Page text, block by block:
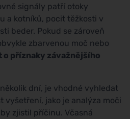
signály patří otoky
a kotníků, pocit těžkosti v
beder. Pokud se zároveň
zbarvenou moč nebo
o příznaky závažnějšího
dní, je vhodné vyhledat
vyšetření, jako je analýza moči
zjistil příčinu. Včasná